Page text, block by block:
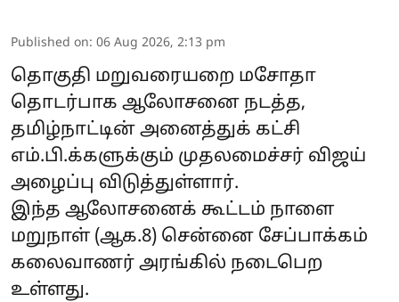
Published on: 06 Aug 2026, 2:13 pm
தொகுதி மறுவரையறை மசோதா
தொடர்பாக ஆலோசனை நடத்த,
தமிழ்நாட்டின் அனைத்துக் கட்சி
எம்.பி.க்களுக்கும் முதலமைச்சர் விஜய்
அழைப்பு விடுத்துள்ளார்.
இந்த ஆலோசனைக் கூட்டம் நாளை
மறுநாள் (ஆக.8) சென்னை சேப்பாக்கம்
கலைவாணர் அரங்கில் நடைபெற
உள்ளது.